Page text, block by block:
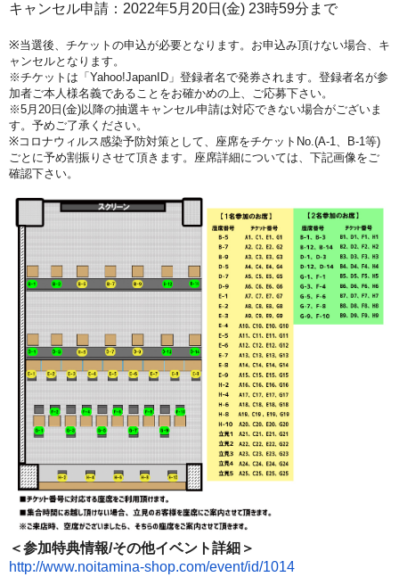
キャンセル申請：2022年5月20日(金) 23時59分まで
※当選後、チケットの申込が必要となります。お申込み頂けない場合、キ
ャンセルとなります。
※チケットは「Yahoo!JapanID」登録者名で発券されます。登録者名が参
加者ご本人様名義であることをお確かめの上、ご応募下さい。
※5月20日(金)以降の抽選キャンセル申請は対応できない場合がございま
す。予めご了承ください。
※コロナウィルス感染予防対策として、座席をチケットNo.(A-1、B-1等)
ごとに予め割振りさせて頂きます。 座席詳細については、下記画像をご
確認下さい。
＜参加特典情報/その他イベント詳細＞
http://www.noitamina-shop.com/event/id/1014